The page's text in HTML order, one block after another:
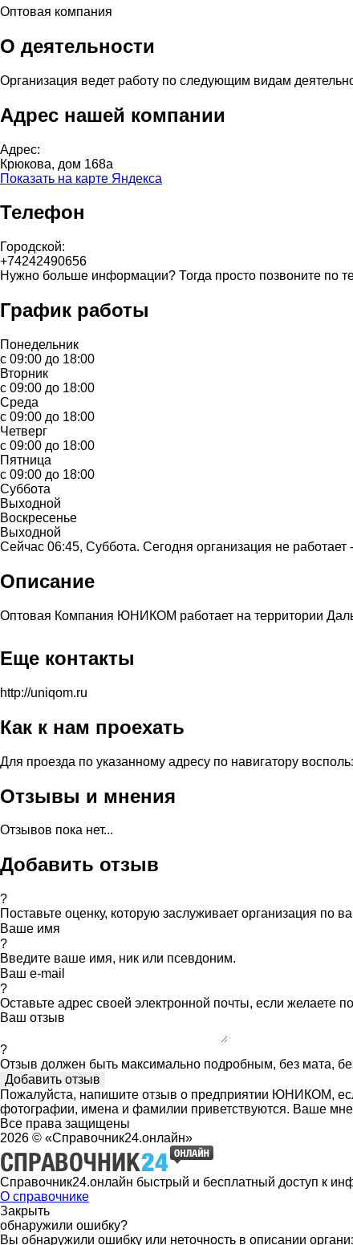
Оптовая компания
О деятельности
Организация ведет работу по следующим видам
Адрес нашей компании
Адрес:
Крюкова, дом 168а
Показать на карте Яндекса
Телефон
Городской:
+74242490656
Нужно больше информации? Тогда просто позвоните по
График работы
Понедельник
с 09:00 до 18:00
Вторник
с 09:00 до 18:00
Среда
с 09:00 до 18:00
Четверг
с 09:00 до 18:00
Пятница
с 09:00 до 18:00
Суббота
Выходной
Воскресенье
Выходной
Сейчас 06:45, Суббота. Сегодня организация не работает
Описание
Оптовая Компания ЮНИКОМ работает на территории
Еще контакты
http://uniqom.ru
Как к нам проехать
Для проезда по указанному адресу по навигатору
Отзывы и мнения
Отзывов пока нет...
Добавить отзыв
?
Поставьте оценку, которую заслуживает организация по
Ваше имя
?
Введите ваше имя, ник или псевдоним.
Ваш e-mail
?
Оставьте адрес своей электронной почты, если желаете
Ваш отзыв
?
Отзыв должен быть максимально подробным, без мата,
Пожалуйста, напишите отзыв о предприятии ЮНИКОМ,
фотографии, имена и фамилии приветствуются. Ваше
Все права защищены
2026 © «Справочник24.онлайн»
Справочник24.онлайн быстрый и бесплатный доступ к
О справочнике
Закрыть
обнаружили ошибку?
Вы обнаружили ошибку или неточность в описании